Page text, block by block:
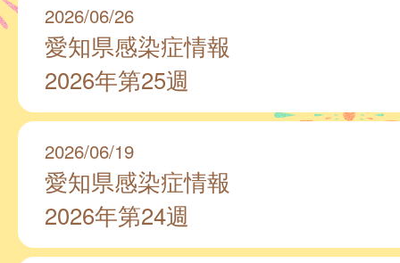
2026/06/26
愛知県感染症情報
2026年第25週
2026/06/19
愛知県感染症情報
2026年第24週